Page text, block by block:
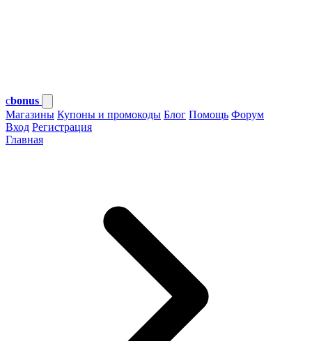
cbonus
Магазины Купоны и промокоды Блог Помощь Форум
Вход Регистрация
Главная